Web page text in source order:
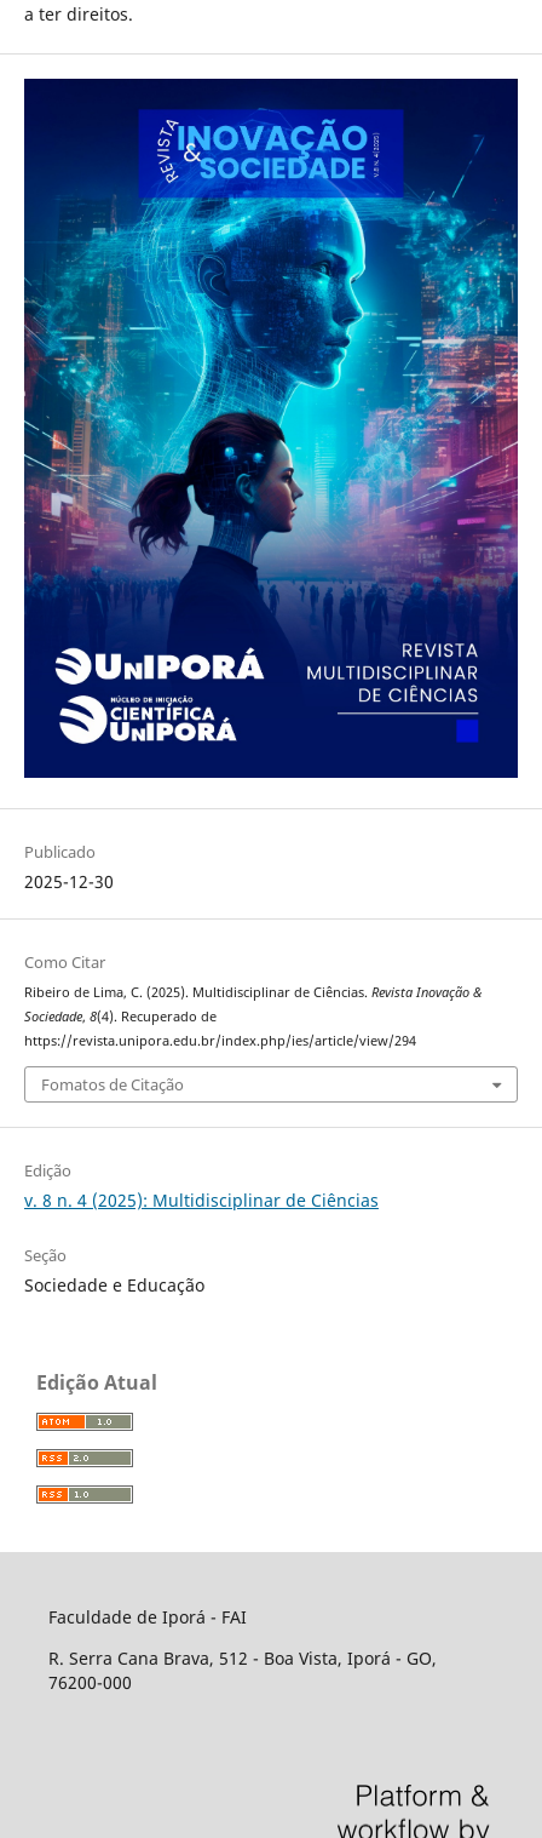
a ter direitos.
Publicado
2025-12-30
Como Citar
Ribeiro de Lima, C. (2025). Multidisciplinar de Ciências. Revista Inovação &
Sociedade, 8(4). Recuperado de
https://revista.unipora.edu.br/index.php/ies/article/view/294
Fomatos de Citação
Edição
v. 8 n. 4 (2025): Multidisciplinar de Ciências
Seção
Sociedade e Educação
Edição Atual
Faculdade de Iporá - FAI
R. Serra Cana Brava, 512 - Boa Vista, Iporá - GO,
76200-000